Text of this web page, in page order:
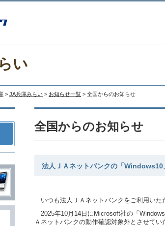
い
> JA兵庫みらい > お知らせ一覧 > 全国からのお知らせ
全国からのお知らせ
法人ＪＡネットバンクの「Windows10
いつも法人ＪＡネットバンクをご利用いた
2025年10月14日にMicrosoft社の「
Ａネットバンクの動作確認対象外とさせてい